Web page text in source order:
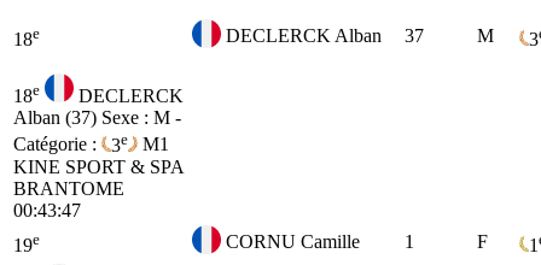
18e DECLERCK Alban 37 M 3
18e
DECLERCK
Alban (37) Sexe : M -
Catégorie :
3e
M1
KINE SPORT & SPA
BRANTOME
00:43:47
19e CORNU Camille 1 F 1